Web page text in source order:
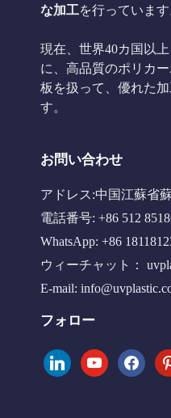
な加工を行っています
現在、世界40カ国以
に、高品質のポリカ
板を扱って、優れた
す。
お問い合わせ
アドレス:中国江蘇省
電話番号: +86 512
WhatsApp: +86
ウィーチャット：
E-mail:
フォロー
linkedinyoutubefacebook